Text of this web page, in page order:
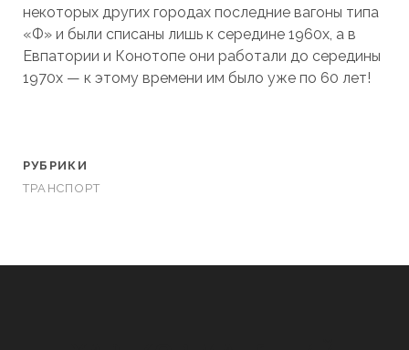
некоторых других городах последние вагоны типа
«Ф» и были списаны лишь к середине 1960х, а в
Евпатории и Конотопе они работали до середины
1970х — к этому времени им было уже по 60 лет!
РУБРИКИ
ТРАНСПОРТ